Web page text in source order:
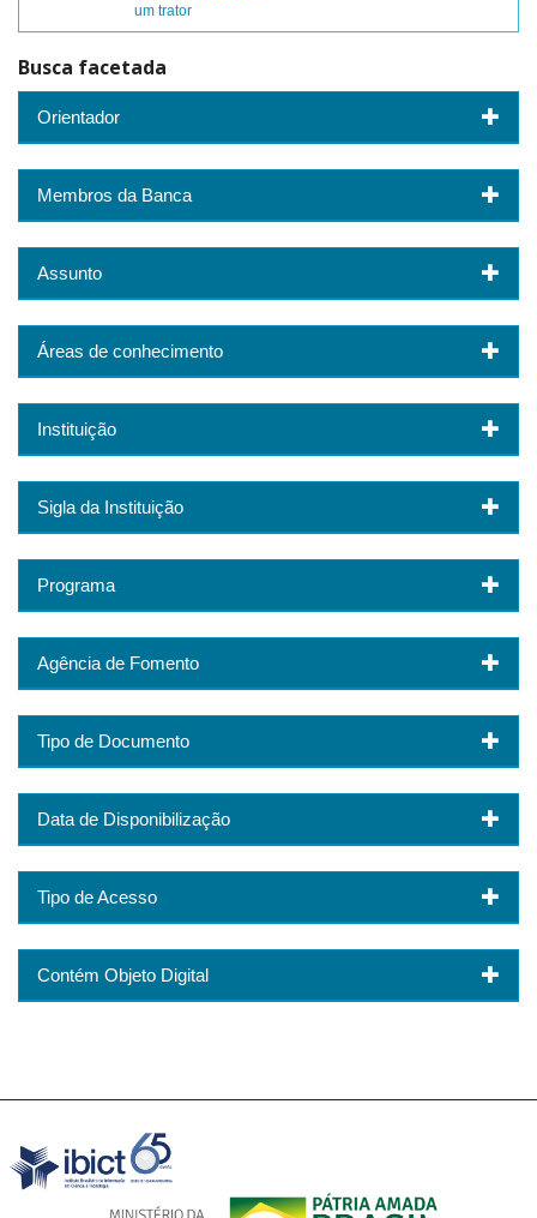
um trator
Busca facetada
Orientador
Membros da Banca
Assunto
Áreas de conhecimento
Instituição
Sigla da Instituição
Programa
Agência de Fomento
Tipo de Documento
Data de Disponibilização
Tipo de Acesso
Contém Objeto Digital